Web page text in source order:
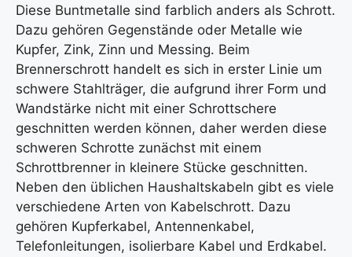
Diese Buntmetalle sind farblich anders als Schrott.
Dazu gehören Gegenstände oder Metalle wie
Kupfer, Zink, Zinn und Messing. Beim
Brennerschrott handelt es sich in erster Linie um
schwere Stahlträger, die aufgrund ihrer Form und
Wandstärke nicht mit einer Schrottschere
geschnitten werden können, daher werden diese
schweren Schrotte zunächst mit einem
Schrottbrenner in kleinere Stücke geschnitten.
Neben den üblichen Haushaltskabeln gibt es viele
verschiedene Arten von Kabelschrott. Dazu
gehören Kupferkabel, Antennenkabel,
Telefonleitungen, isolierbare Kabel und Erdkabel.